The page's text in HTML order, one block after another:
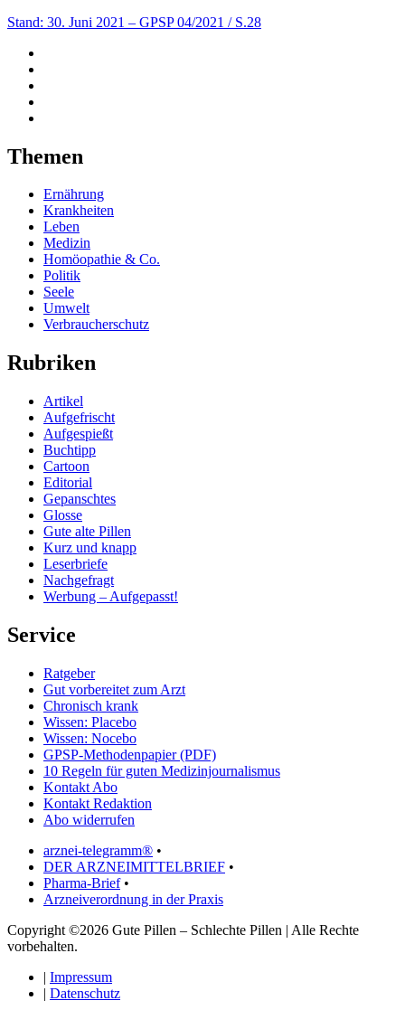
Stand: 30. Juni 2021 – GPSP 04/2021 / S.28
Themen
Ernährung
Krankheiten
Leben
Medizin
Homöopathie & Co.
Politik
Seele
Umwelt
Verbraucherschutz
Rubriken
Artikel
Aufgefrischt
Aufgespießt
Buchtipp
Cartoon
Editorial
Gepanschtes
Glosse
Gute alte Pillen
Kurz und knapp
Leserbriefe
Nachgefragt
Werbung – Aufgepasst!
Service
Ratgeber
Gut vorbereitet zum Arzt
Chronisch krank
Wissen: Placebo
Wissen: Nocebo
GPSP-Methodenpapier (PDF)
10 Regeln für guten Medizinjournalismus
Kontakt Abo
Kontakt Redaktion
Abo widerrufen
arznei-telegramm® •
DER ARZNEIMITTELBRIEF •
Pharma-Brief•
Arzneiverordnung in der Praxis
Copyright ©2026 Gute Pillen – Schlechte Pillen | Alle Rechte
vorbehalten.
| Impressum
| Datenschutz